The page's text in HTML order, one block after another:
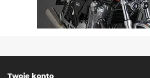
Twoje konto